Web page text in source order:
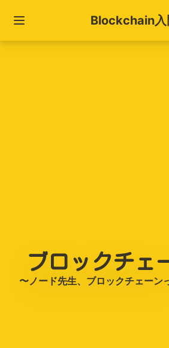
Blockchain入
ブロックチェ
〜ノード先生、ブロックチェーン